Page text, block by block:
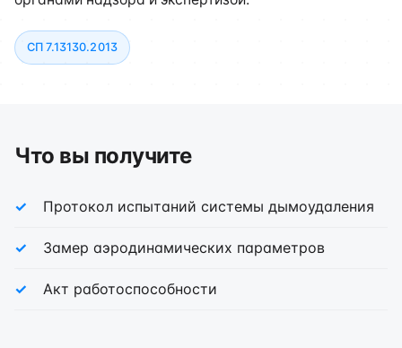
СП 7.13130.2013
Что вы получите
Протокол испытаний системы дымоудаления
Замер аэродинамических параметров
Акт работоспособности